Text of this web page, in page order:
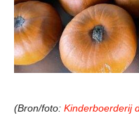
(Bron/foto: Kinderboerderij